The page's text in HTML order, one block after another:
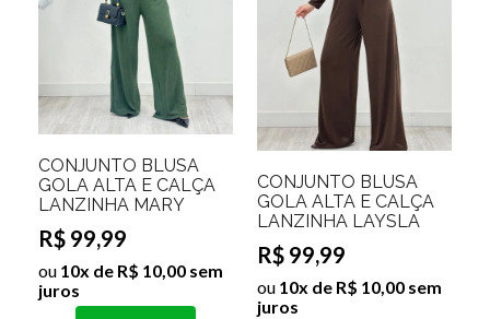
CONJUNTO BLUSA
GOLA ALTA E CALÇA
LANZINHA MARY
R$ 99,99
ou 10x de R$ 10,00 sem
juros
CONJUNTO BLUSA
GOLA ALTA E CALÇA
LANZINHA LAYSLA
R$ 99,99
ou 10x de R$ 10,00 sem
juros